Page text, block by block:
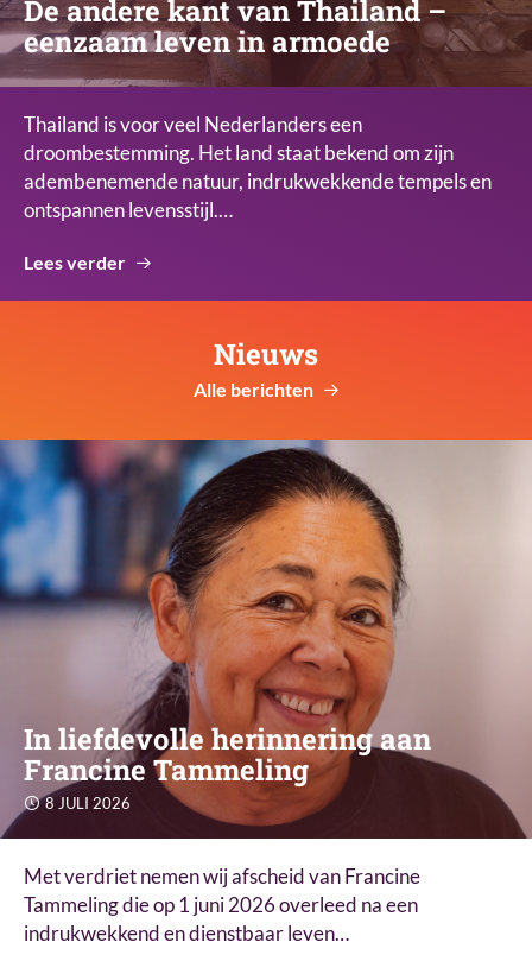
De andere kant van Thailand –
eenzaam leven in armoede
Thailand is voor veel Nederlanders een
droombestemming. Het land staat bekend om zijn
adembenemende natuur, indrukwekkende tempels en
ontspannen levensstijl.…
Lees verder
Nieuws
Alle berichten
In liefdevolle herinnering aan
Francine Tammeling
8 JULI 2026
Met verdriet nemen wij afscheid van Francine
Tammeling die op 1 juni 2026 overleed na een
indrukwekkend en dienstbaar leven…